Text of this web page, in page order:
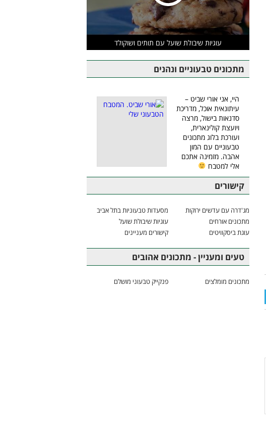
עוגיות שיבולת שועל עם תותים ושוקולד
מתכונים טבעוניים ונהנים
היי, אני אורי שביט –
עיתונאית אוכל, מדריכת
סדנאות בישול, מרצה
ויועצת קולינארית,
ועורכת בלוג מתכונים
טבעוניים עם המון
אהבה. מזמינה אתכם
אלי למטבח
קישורים
מג'דרה עם עדשים ירוקות
מסעדות טבעוניות בתל אביב
מתכונים אורחים
עוגיות שיבולת שועל
עוגת ביסקוויטים
קישורים מעניינים
טעים ומעניין - מתכונים אהובים
מתכונים מומלצים פנקייק טבעוני מושלם